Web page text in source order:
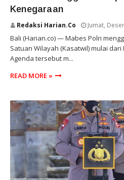
Kenegaraan
Redaksi Harian.co Jumat,
Bali (Harian.co) — Mabes Polri
Satuan Wilayah (Kasatwil) mulai
Agenda tersebut m...
READ MORE »